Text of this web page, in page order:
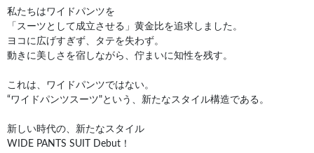
私たちはワイドパンツを
「スーツとして成立させる」黄金比を追求しました。
ヨコに広げすぎず、タテを失わず。
動きに美しさを宿しながら、佇まいに知性を残す。
これは、ワイドパンツではない。
“ワイドパンツスーツ"という、新たなスタイル構造である。
新しい時代の、新たなスタイル
WIDE PANTS SUIT Debut！